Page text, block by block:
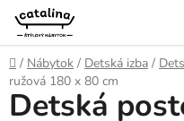
Prejsť
obsah
Domov
/ Nábytok / Detská izba /
ružová 180 x 80 cm
Detská